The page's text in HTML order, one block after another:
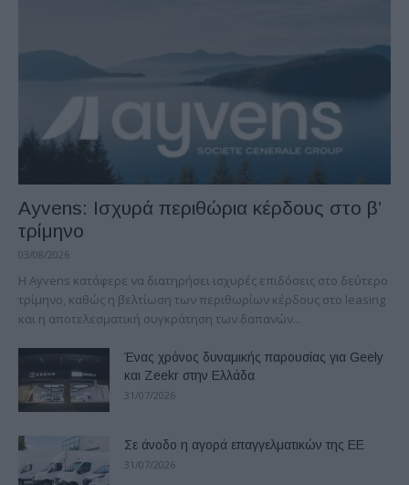
Ayvens: Iσχυρά περιθώρια κέρδους στο β’
τρίμηνο
03/08/2026
Η Ayvens κατάφερε να διατηρήσει ισχυρές επιδόσεις στο δεύτερο
τρίμηνο, καθώς η βελτίωση των περιθωρίων κέρδους στο leasing
και η αποτελεσματική συγκράτηση των δαπανών...
Ένας χρόνος δυναμικής παρουσίας για Geely
και Zeekr στην Ελλάδα
31/07/2026
Σε άνοδο η αγορά επαγγελματικών της ΕΕ
31/07/2026